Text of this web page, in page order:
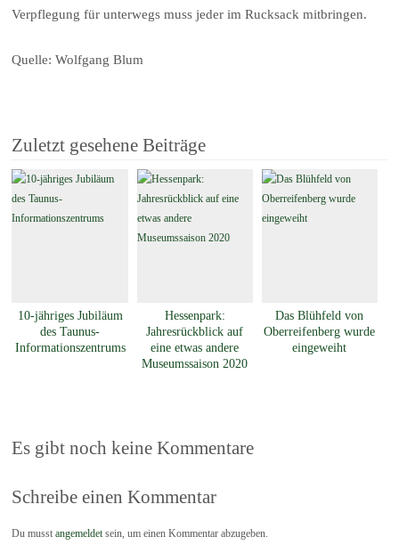
Verpflegung für unterwegs muss jeder im Rucksack mitbringen.
Quelle: Wolfgang Blum
Zuletzt gesehene Beiträge
10-jähriges Jubiläum
des Taunus-
Informationszentrums
Hessenpark:
Jahresrückblick auf
eine etwas andere
Museumssaison 2020
Das Blühfeld von
Oberreifenberg wurde
eingeweiht
Es gibt noch keine Kommentare
Schreibe einen Kommentar
Du musstangemeldetsein, um einen Kommentar abzugeben.